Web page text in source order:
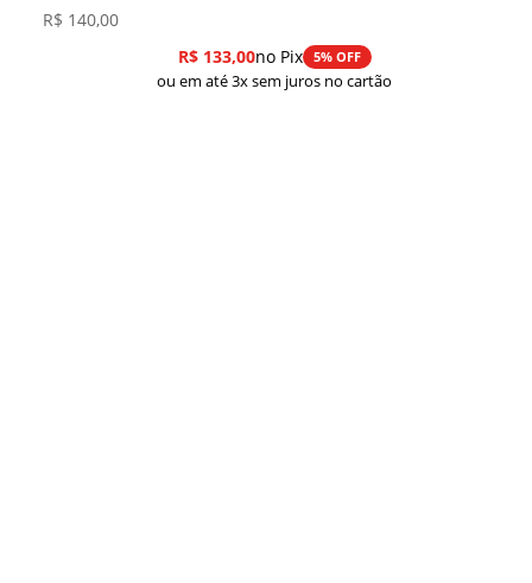
R$ 140,00
R$133,00no Pix 5% OFF
ou em até 3x sem juros no cartão